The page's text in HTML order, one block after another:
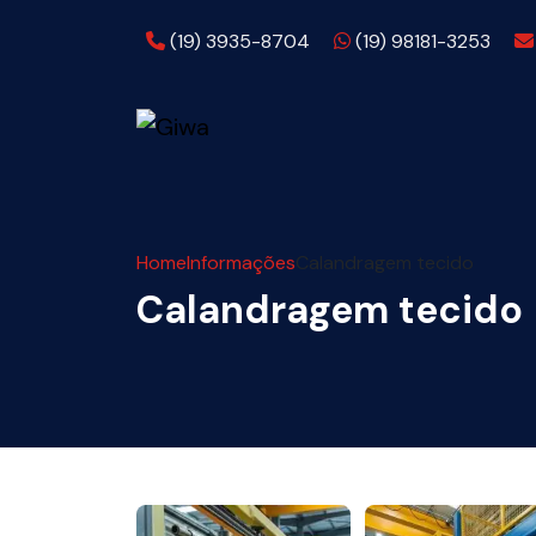
Telefone:
(19) 3935-8704 WhatsApp:
(19) 98181-3253
HomeInformaçõesCalandragem tecido
Calandragem tecido